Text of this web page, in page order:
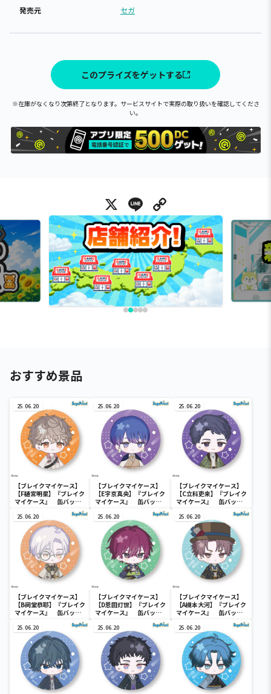
発売元 セガ
このプライズをゲットする
※在庫がなくなり次第終了となります。サービスサイトで実際の取り扱いを確認してくださ
い。
X Line
おすすめ景品
25.06.20
【ブレイクマイケース】
【F樋宮明星】『ブレイク
マイケース』 缶バッジ
～本部＆交際部～(EX)
25.06.20
【ブレイクマイケース】
【E宇京真央】『ブレイク
マイケース』 缶バッジ
～本部＆交際部～(EX)
25.06.20
【ブレイクマイケース】
【C立科吏来】『ブレイク
マイケース』 缶バッジ
～交渉部＆特務部～(EX)
25.06.20
【ブレイクマイケース】
【B祠堂恭耶】『ブレイク
マイケース』 缶バッジ
25.06.20
【ブレイクマイケース】
【D恩田灯世】『ブレイク
マイケース』 缶バッジ
25.06.20
【ブレイクマイケース】
【A槻本大河】『ブレイク
マイケース』 缶バッジ
25.06.20 25.06.20 25.06.20